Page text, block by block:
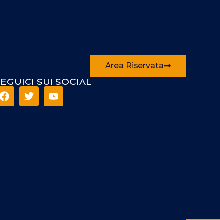
Area Riservata
SUI SOCIAL